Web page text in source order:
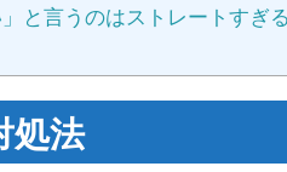
と言うのはストレートすぎ
処法